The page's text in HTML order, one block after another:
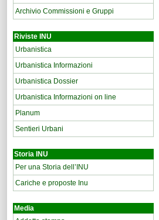
Archivio Commissioni e Gruppi
Riviste INU
Urbanistica
Urbanistica Informazioni
Urbanistica Dossier
Urbanistica Informazioni on line
Planum
Sentieri Urbani
Storia INU
Per una Storia dell’INU
Cariche e proposte Inu
Media